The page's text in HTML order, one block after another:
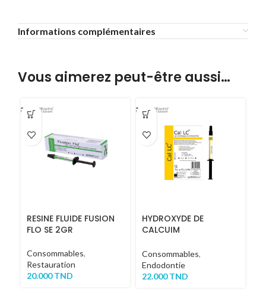
Informations complémentaires
Vous aimerez peut-être aussi…
RESINE FLUIDE FUSION
FLO SE 2GR
Consommables,
Restauration
20.000TND
HYDROXYDE DE
CALCUIM
CAL LC 1*2G
Consommables,
Endodontie
22.000TND